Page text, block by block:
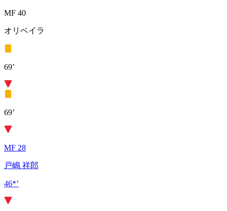
MF 40
オリベイラ
69’
69’
MF 28
戸嶋 祥郎
46*’